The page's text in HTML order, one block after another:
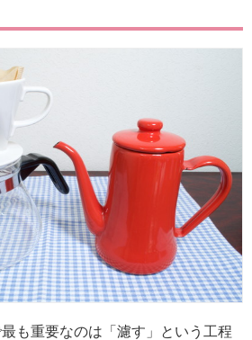
も重要なのは「濾す」という工程